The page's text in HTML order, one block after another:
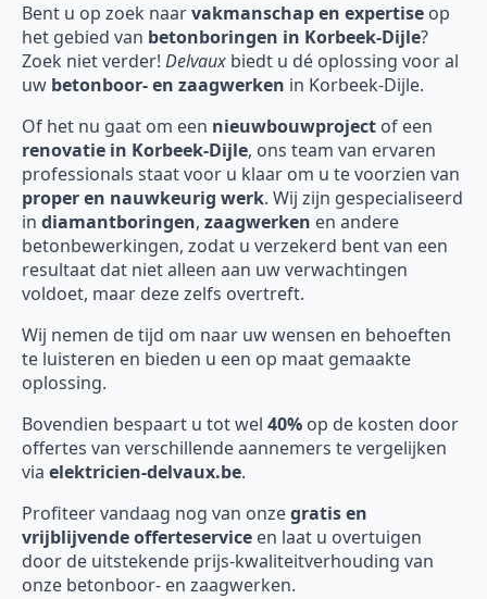
Bent u op zoek naarvakmanschap en expertise op
het gebied van betonboringen in Korbeek-Dijle?
Zoek niet verder! Delvaux biedt u dé oplossing voor al
uw betonboor- en zaagwerken in Korbeek-Dijle.
Of het nu gaat om een nieuwbouwproject of een
renovatie in Korbeek-Dijle, ons team van ervaren
professionals staat voor u klaar om u te voorzien van
proper en nauwkeurig werk. Wij zijn gespecialiseerd
in diamantboringen, zaagwerken en andere
betonbewerkingen, zodat u verzekerd bent van een
resultaat dat niet alleen aan uw verwachtingen
voldoet, maar deze zelfs overtreft.
Wij nemen de tijd om naar uw wensen en behoeften
te luisteren en bieden u een op maat gemaakte
oplossing.
Bovendien bespaart u tot wel 40% op de kosten door
offertes van verschillende aannemers te vergelijken
via elektricien-delvaux.be.
Profiteer vandaag nog van onzegratis en
vrijblijvende offerteservice en laat u overtuigen
door de uitstekende prijs-kwaliteitverhouding van
onze betonboor- en zaagwerken.